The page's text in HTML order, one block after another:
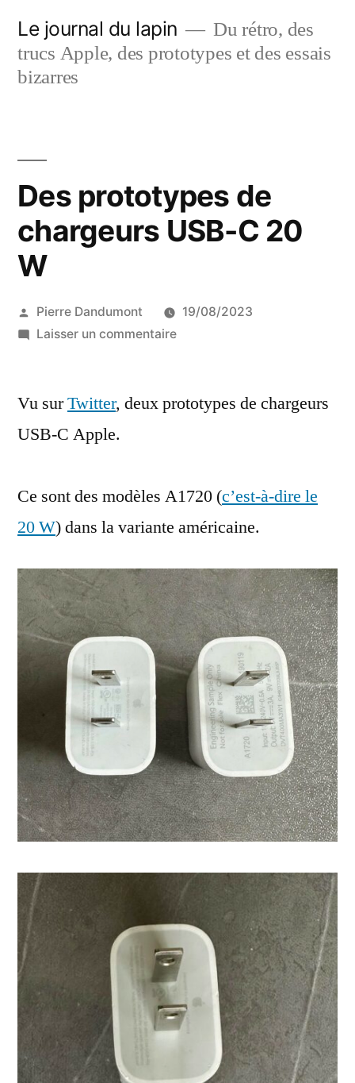
contenu
Le journal du lapin
Du rétro, des
trucs Apple, des prototypes et des essais
bizarres
Des prototypes de
chargeurs USB-C 20
W
Publié
par
Pierre Dandumont
19/08/2023
Laisser un commentairesur
de
20
Vu surTwitter, deux prototypes de chargeurs
USB-C Apple.
Ce sont des modèles A1720 (c’est-à-dire le
20 W) dans la variante américaine.